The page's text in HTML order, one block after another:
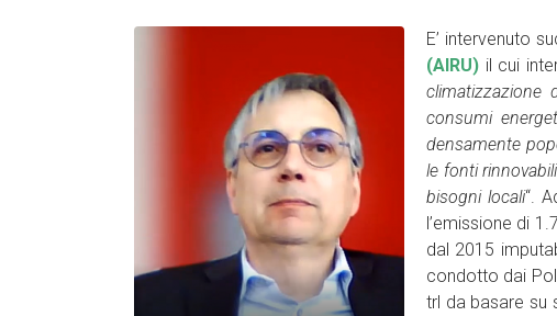
E’ intervenuto
(AIRU) il cui
climatizzazione
consumi
densamente
le fonti
bisogni locali“.
l’emissione di
dal 2015
condotto dai
trl da basare su